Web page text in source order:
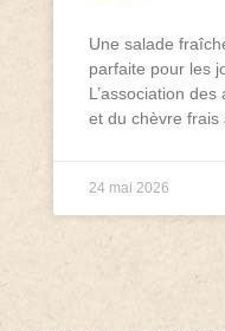
Une salade
parfaite pour les
L’association
et du chèvre frais
24 mai 2026